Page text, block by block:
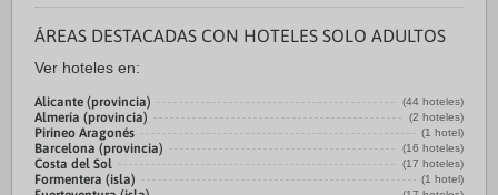
ÁREAS DESTACADAS CON HOTELES SOLO ADULTOS
Ver hoteles en:
Alicante (provincia) (44 hoteles)
Almería (provincia) (2 hoteles)
Pirineo Aragonés (1 hotel)
Barcelona (provincia) (16 hoteles)
Costa del Sol (17 hoteles)
Formentera (isla) (1 hotel)